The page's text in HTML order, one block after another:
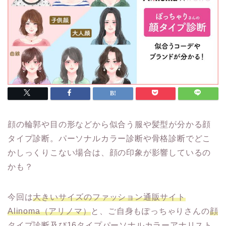
顔の輪郭や目の形などから似合う服や髪型が分かる顔
タイプ診断。パーソナルカラー診断や骨格診断でどこ
かしっくりこない場合は、顔の印象が影響しているの
かも？
今回は大きいサイズのファッション通販サイト
Alinoma（アリノマ）と、ご自身もぽっちゃりさんの顔